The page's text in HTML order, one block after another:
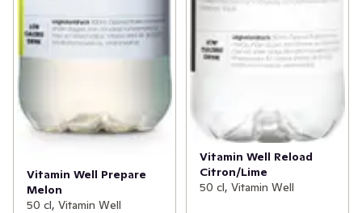
Vitamin Well Prepare
Melon
50 cl, Vitamin Well
Vitamin Well Reload
Citron/Lime
50 cl, Vitamin Well